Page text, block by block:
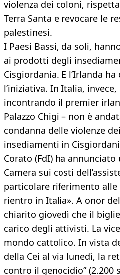
violenza dei coloni,
Terra Santa e revocare le
palestinesi.
I Paesi Bassi, da soli,
ai prodotti degli
Cisgiordania. E l’Irlanda
l’iniziativa. In Italia,
incontrando il premier
Palazzo Chigi – non è
condanna delle violenze
insediamenti in
Corato (FdI) ha
Camera sui costi
particolare riferimento alle
rientro in Italia». A onor
chiarito giovedì che il
carico degli attivisti. La
mondo cattolico. In vista
della Cei al via lunedì, la
contro il genocidio” (2.200